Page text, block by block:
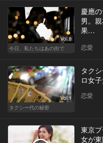
Vol.8
今日、私たちはあの街で
慶應
男。
果…
恋愛
Vol.1
タクシー代の秘密
タク
ロ女
恋愛
東京
女が